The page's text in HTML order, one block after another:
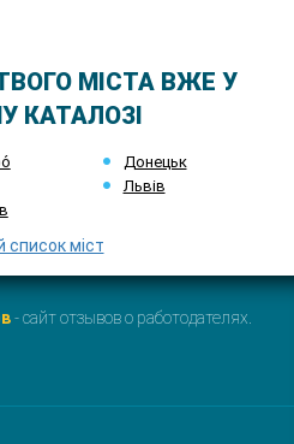
МІСТА ВЖЕ У
КАТАЛОЗІ
Донецьк
Львів
список міст
- сайт отзывов о работодателях.